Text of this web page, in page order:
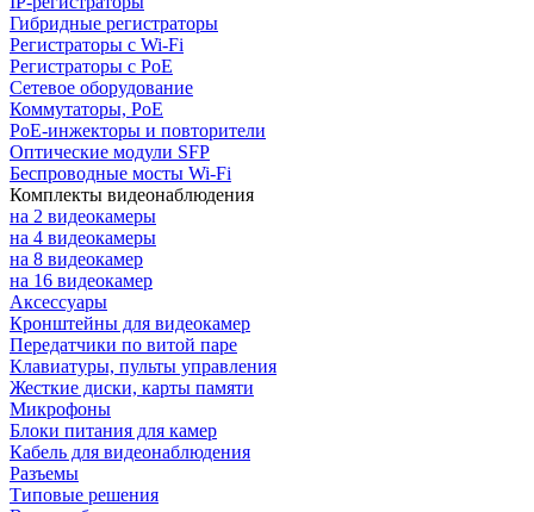
Гибридные регистраторы
Регистраторы с Wi-Fi
Регистраторы с PoE
Сетевое оборудование
Коммутаторы, PoE
PoE-инжекторы и повторители
Оптические модули SFP
Беспроводные мосты Wi-Fi
Комплекты видеонаблюдения
на 2 видеокамеры
на 4 видеокамеры
на 8 видеокамер
на 16 видеокамер
Аксессуары
Кронштейны для видеокамер
Передатчики по витой паре
Клавиатуры, пульты управления
Жесткие диски, карты памяти
Микрофоны
Блоки питания для камер
Кабель для видеонаблюдения
Разъемы
Типовые решения